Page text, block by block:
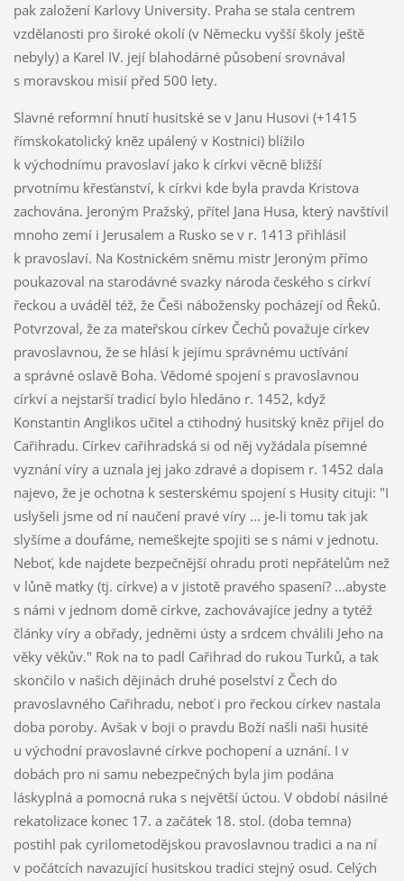
pak založení Karlovy University. Praha se stala centrem
vzdělanosti pro široké okolí (v Německu vyšší školy ještě
nebyly) a Karel IV. její blahodárné působení srovnával
s moravskou misií před 500 lety.
Slavné reformní hnutí husitské se v Janu Husovi (+1415
římskokatolický kněz upálený v Kostnici) blížilo
k východnímu pravoslaví jako k církvi věcně bližší
prvotnímu křesťanství, k církvi kde byla pravda Kristova
zachována. Jeroným Pražský, přítel Jana Husa, který navštívil
mnoho zemí i Jerusalem a Rusko se v r. 1413 přihlásil
k pravoslaví. Na Kostnickém sněmu mistr Jeroným přímo
poukazoval na starodávné svazky národa českého s církví
řeckou a uváděl též, že Češi nábožensky pocházejí od Řeků.
Potvrzoval, že za mateřskou církev Čechů považuje církev
pravoslavnou, že se hlásí k jejímu správnému uctívání
a správné oslavě Boha. Vědomé spojení s pravoslavnou
církví a nejstarší tradicí bylo hledáno r. 1452, když
Konstantin Anglikos učitel a ctihodný husitský kněz přijel do
Cařihradu. Církev cařihradská si od něj vyžádala písemné
vyznání víry a uznala jej jako zdravé a dopisem r. 1452 dala
najevo, že je ochotna k sesterskému spojení s Husity cituji: "I
uslyšeli jsme od ní naučení pravé víry ... je-li tomu tak jak
slyšíme a doufáme, nemeškejte spojiti se s námi v jednotu.
Neboť, kde najdete bezpečnější ohradu proti nepřátelům než
v lůně matky (tj. církve) a v jistotě pravého spasení? ...abyste
s námi v jednom domě církve, zachovávajíce jedny a tytéž
články víry a obřady, jedněmi ústy a srdcem chválili Jeho na
věky věkův." Rok na to padl Cařihrad do rukou Turků, a tak
skončilo v našich dějinách druhé poselství z Čech do
pravoslavného Cařihradu, neboť i pro řeckou církev nastala
doba poroby. Avšak v boji o pravdu Boží našli naši husité
u východní pravoslavné církve pochopení a uznání. I v
dobách pro ni samu nebezpečných byla jim podána
láskyplná a pomocná ruka s největší úctou. V období násilné
rekatolizace konec 17. a začátek 18. stol. (doba temna)
postihl pak cyrilometodějskou pravoslavnou tradici a na ní
v počátcích navazující husitskou tradici stejný osud. Celých